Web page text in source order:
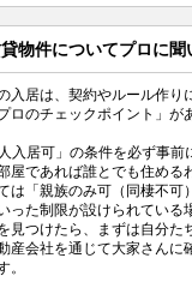
物件についてプロに聞
入居は、契約やルール作り
ロのチェックポイント」が
入居可」の条件を必ず事前
屋であれば誰とでも住める
は「親族のみ可（同棲不可
った制限が設けられている
見つけたら、まずは自分た
産会社を通じて大家さんに
。